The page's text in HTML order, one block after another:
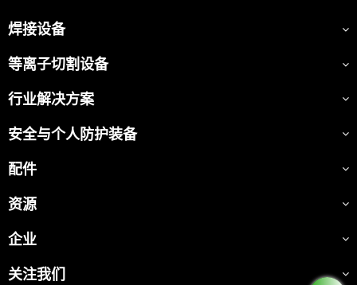
焊接设备
等离子切割设备
行业解决方案
安全与个人防护装备
配件
资源
企业
关注我们